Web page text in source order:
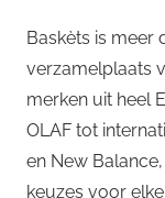
Baskèts is meer
verzamelplaats
merken uit heel
OLAF tot
en New
keuzes voor